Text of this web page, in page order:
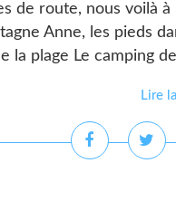
de route, nous voilà
Anne, les pieds
la plage Le camping
Lire